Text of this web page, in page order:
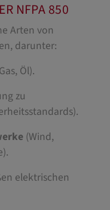
NFPA 850
Arten von
darunter:
Öl).
zu
(Wind,
elektrischen